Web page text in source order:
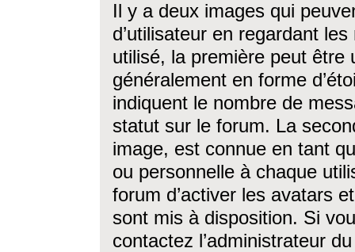
Il y a deux images qui
d’utilisateur en regardant
utilisé, la première peut être
généralement en forme
indiquent le nombre de
statut sur le forum. La
image, est connue en tant
ou personnelle à chaque
forum d’activer les avatars
sont mis à disposition. Si
contactez l’administrateur